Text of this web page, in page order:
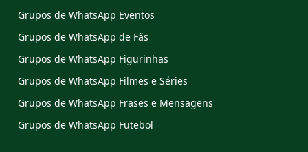
Grupos de WhatsApp Eventos
Grupos de WhatsApp de Fãs
Grupos de WhatsApp Figurinhas
Grupos de WhatsApp Filmes e Séries
Grupos de WhatsApp Frases e Mensagens
Grupos de WhatsApp Futebol